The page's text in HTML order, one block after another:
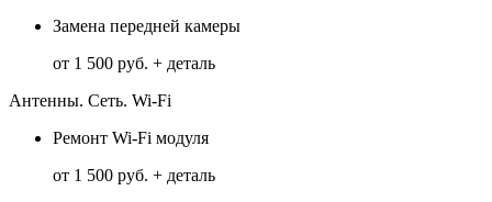
Замена передней камеры
от 1 500 руб. + деталь
Антенны. Сеть. Wi-Fi
Ремонт Wi-Fi модуля
от 1 500 руб. + деталь